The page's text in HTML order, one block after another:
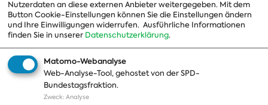
Landesgruppen
Organisation
Themen Presse
Nutzerdaten an diese externen Anbieter weitergegeben. Mit dem
Button Cookie-Einstellungen können Sie die Einstellungen ändern
und Ihre Einwilligungen widerrufen. Ausführliche Informationen
finden Sie in unserer Datenschutzerklärung.
Matomo-Webanalyse
Web-Analyse-Tool, gehostet von der SPD-
Bundestagsfraktion.
Zweck: Analyse